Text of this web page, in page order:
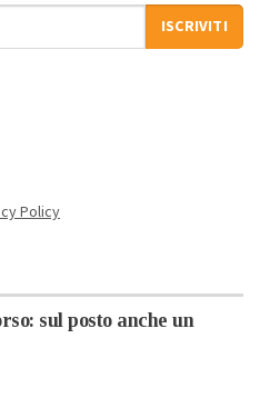
ISCRIVITI
Policy
sul posto anche un